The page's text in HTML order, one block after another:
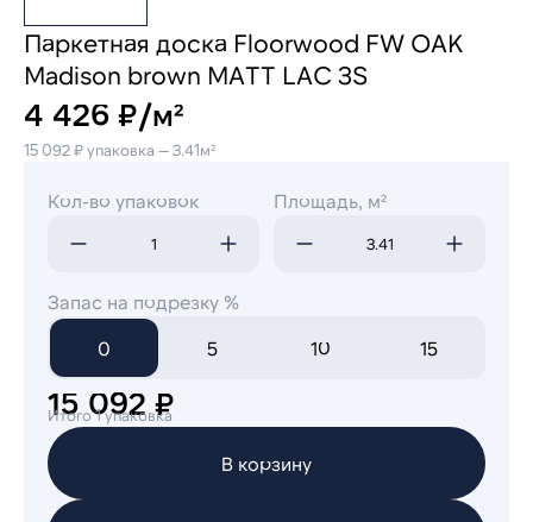
Паркетная доска Floorwood FW OAK
Madison brown MATT LAC 3S
4 426 ₽/м²
15 092 ₽ упаковка — 3.41м²
Кол-во упаковок Площадь, м²
Запас на подрезку %
0 5 10 15
15 092 ₽
Итого 1 упаковка
В корзину